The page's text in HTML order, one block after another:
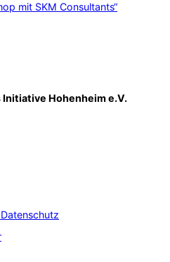
mit SKM Consultants“
Initiative Hohenheim e.V.